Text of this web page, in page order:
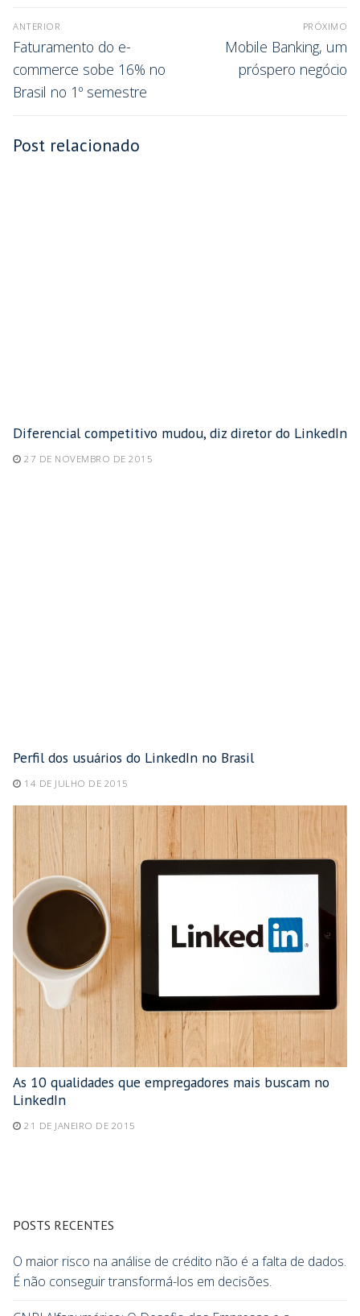
ANTERIOR
Faturamento do e-
commerce sobe 16% no
Brasil no 1º semestre
PRÓXIMO
Mobile Banking, um
próspero negócio
Post relacionado
Diferencial competitivo mudou, diz diretor do LinkedIn
27 DE NOVEMBRO DE 2015
Perfil dos usuários do LinkedIn no Brasil
14 DE JULHO DE 2015
As 10 qualidades que empregadores mais buscam no
LinkedIn
21 DE JANEIRO DE 2015
POSTS RECENTES
O maior risco na análise de crédito não é a falta de dados.
É não conseguir transformá-los em decisões.